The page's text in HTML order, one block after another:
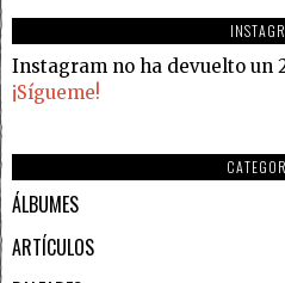
Instagram no ha devuelto un
¡Sígueme!
ÁLBUMES
ARTÍCULOS